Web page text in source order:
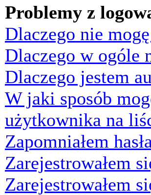
Problemy z
Dlaczego nie
Dlaczego w ogóle
Dlaczego jestem
W jaki sposób
użytkownika na
Zapomniałem
Zarejestrowałem
Zarejestrowałem